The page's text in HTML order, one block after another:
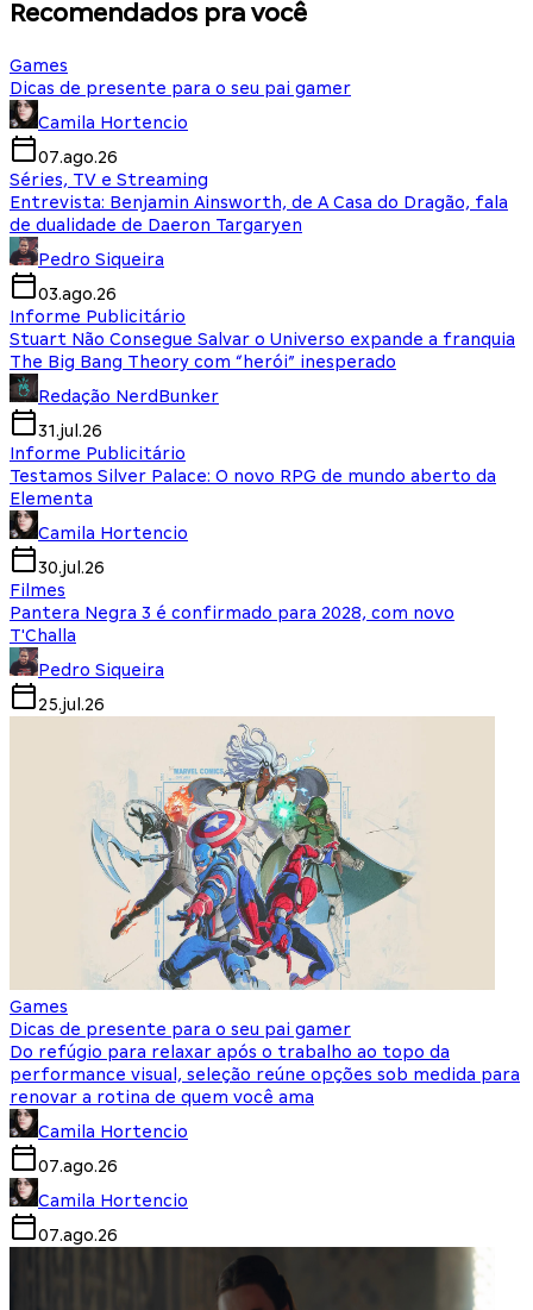
Recomendados pra você
Games
Dicas de presente para o seu pai gamer
Camila Hortencio
07.ago.26
Séries, TV e Streaming
Entrevista: Benjamin Ainsworth, de A Casa do Dragão, fala
de dualidade de Daeron Targaryen
Pedro Siqueira
03.ago.26
Informe Publicitário
Stuart Não Consegue Salvar o Universo expande a franquia
The Big Bang Theory com “herói” inesperado
Redação NerdBunker
31.jul.26
Informe Publicitário
Testamos Silver Palace: O novo RPG de mundo aberto da
Elementa
Camila Hortencio
30.jul.26
Filmes
Pantera Negra 3 é confirmado para 2028, com novo
T'Challa
Pedro Siqueira
25.jul.26
Games
Dicas de presente para o seu pai gamer
Do refúgio para relaxar após o trabalho ao topo da
performance visual, seleção reúne opções sob medida para
renovar a rotina de quem você ama
Camila Hortencio
07.ago.26
Camila Hortencio
07.ago.26